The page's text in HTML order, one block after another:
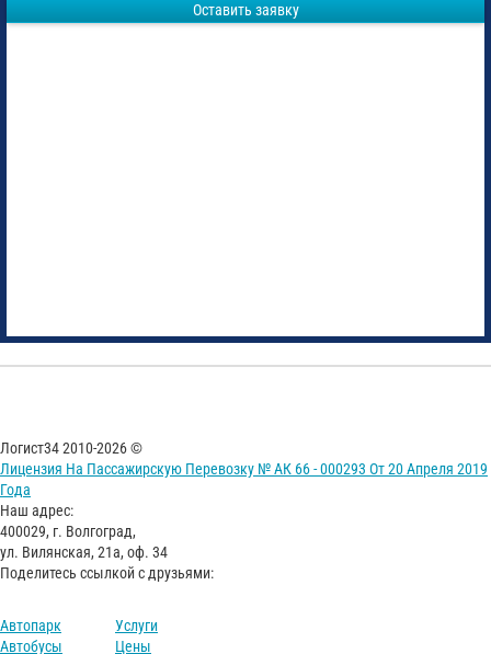
Оставить заявку
Логист34 2010-2026 ©
Лицензия На Пассажирскую Перевозку № АК 66 - 000293 От 20 Апреля 2019
Года
Наш адрес:
400029, г. Волгоград,
ул. Вилянская, 21а, оф. 34
Поделитесь ссылкой с друзьями:
Автопарк
Автобусы
Услуги
Цены